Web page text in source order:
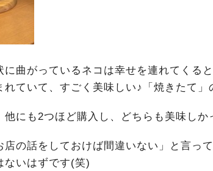
に曲がっているネコは幸せを連れてく
ていて、すごく美味しい♪「焼きたて
にも2つほど購入し、どちらも美味し
店の話をしておけば間違いない」と言
ないはずです(笑)